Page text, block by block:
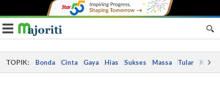
Toggle navigation
TOPIK: Bonda Cinta Gaya Hias Sukses Massa Tular Kes